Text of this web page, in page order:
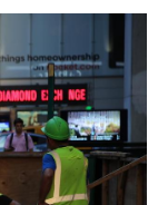
山西